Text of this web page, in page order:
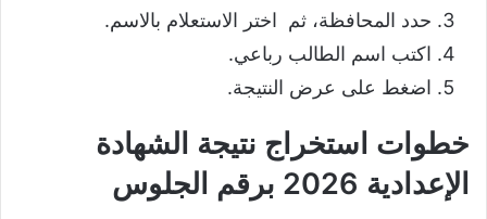
حدد المحافظة، ثم اختر الاستعلام بالاسم.
اكتب اسم الطالب رباعي.
اضغط على عرض النتيجة.
خطوات استخراج نتيجة الشهادة
الإعدادية 2026 برقم الجلوس